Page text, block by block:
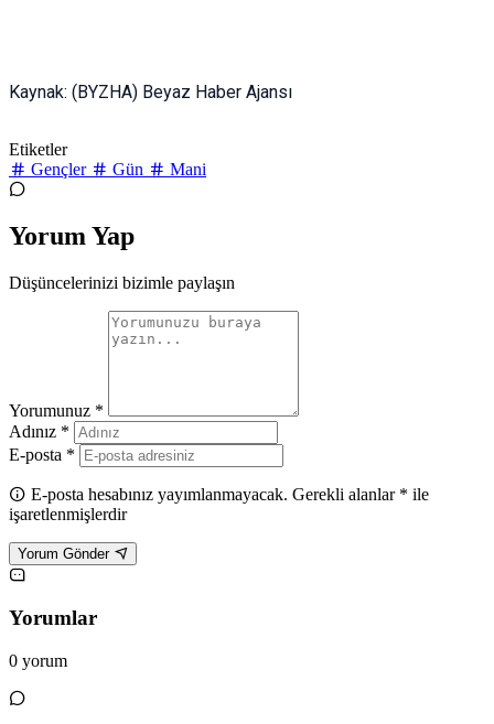
Kaynak: (BYZHA) Beyaz Haber Ajansı
Etiketler
Gençler
Gün Mani
Yorum Yap
Düşüncelerinizi bizimle paylaşın
Yorumunuz *
Adınız *
E-posta *
E-posta hesabınız yayımlanmayacak. Gerekli alanlar * ile
işaretlenmişlerdir
Yorum Gönder
Yorumlar
0 yorum